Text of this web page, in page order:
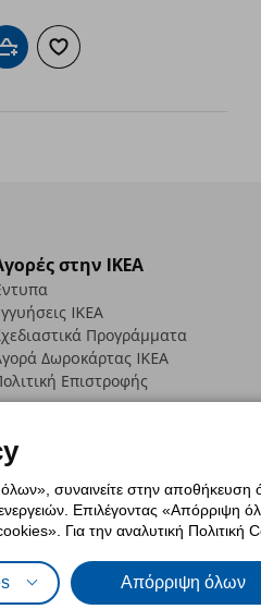
Προσθήκη στο καλάθι
Προσθήκη στα αγαπημένα
στην IKEA
IKEA
Προγράμματα
Δωρoκάρτας IKEA
Επιστροφής
Πολιτική Cookies Δήλωση
συναινείτε στην
Επιλέγοντας «Απόρριψη
Για την αναλυτική Πολιτική
Απόρριψη όλων